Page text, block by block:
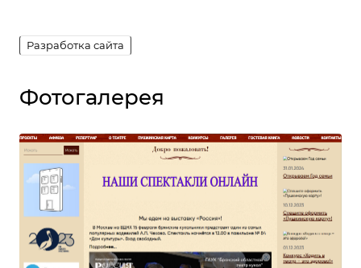
Разработка сайта
Фотогалерея